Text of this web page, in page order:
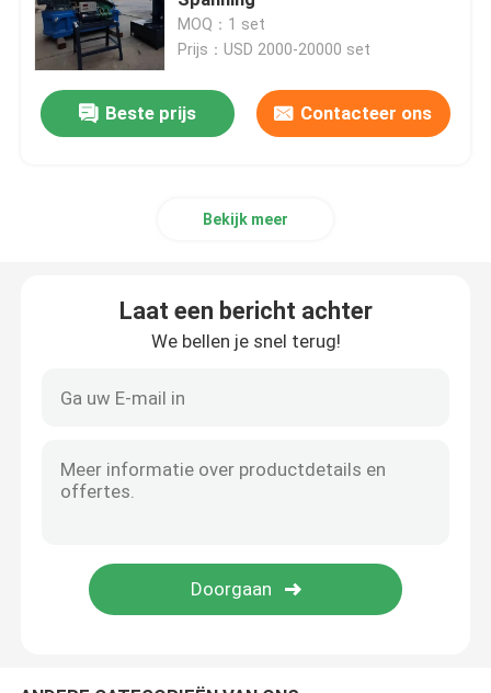
De Molen van de voerkorrel
Houten korrelproductielijn
De Productielijn van de Dierenvoerkorrel
De drijvende Productielijn van het Vissenvoer
houten korrelmaker
Droge het Voerextruder van Typevissen
MOQ：1 set
Prijs：USD 2000-20000 set
Beste prijs Contacteer ons
Bekijk meer
Laat een bericht achter
We bellen je snel terug!